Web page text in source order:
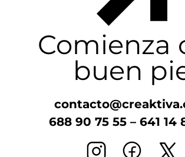
Comienza
buen
688 90 75 55 – 641 14